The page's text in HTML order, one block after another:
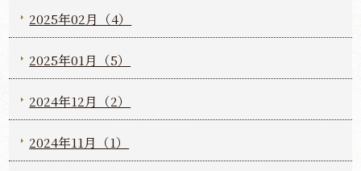
2025年02月（4）
2025年01月（5）
2024年12月（2）
2024年11月（1）